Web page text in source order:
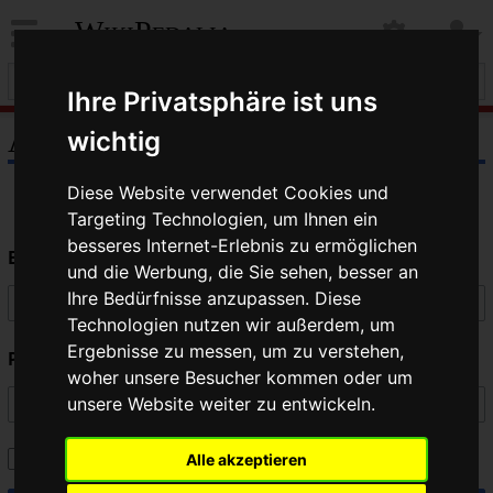
Ihre Privatsphäre ist uns
wichtig
Diese Website verwendet Cookies und
Targeting Technologien, um Ihnen ein
besseres Internet-Erlebnis zu ermöglichen
und die Werbung, die Sie sehen, besser an
Ihre Bedürfnisse anzupassen. Diese
Technologien nutzen wir außerdem, um
Ergebnisse zu messen, um zu verstehen,
woher unsere Besucher kommen oder um
unsere Website weiter zu entwickeln.
Alle akzeptieren
WikiPedalia
Anmelden
Benutzername
Passwort
Angemeldet bleiben